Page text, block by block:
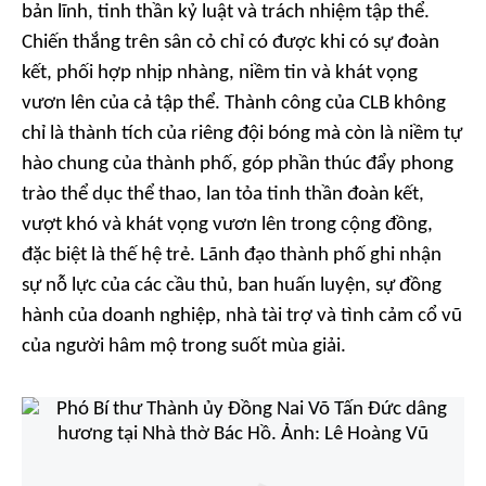
bản lĩnh, tinh thần kỷ luật và trách nhiệm tập thể.
Chiến thắng trên sân cỏ chỉ có được khi có sự đoàn
kết, phối hợp nhịp nhàng, niềm tin và khát vọng
vươn lên của cả tập thể. Thành công của CLB không
chỉ là thành tích của riêng đội bóng mà còn là niềm tự
hào chung của thành phố, góp phần thúc đẩy phong
trào thể dục thể thao, lan tỏa tinh thần đoàn kết,
vượt khó và khát vọng vươn lên trong cộng đồng,
đặc biệt là thế hệ trẻ. Lãnh đạo thành phố ghi nhận
sự nỗ lực của các cầu thủ, ban huấn luyện, sự đồng
hành của doanh nghiệp, nhà tài trợ và tình cảm cổ vũ
của người hâm mộ trong suốt mùa giải.